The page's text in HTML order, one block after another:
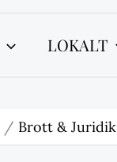
LOKALT
Brott & Juridik